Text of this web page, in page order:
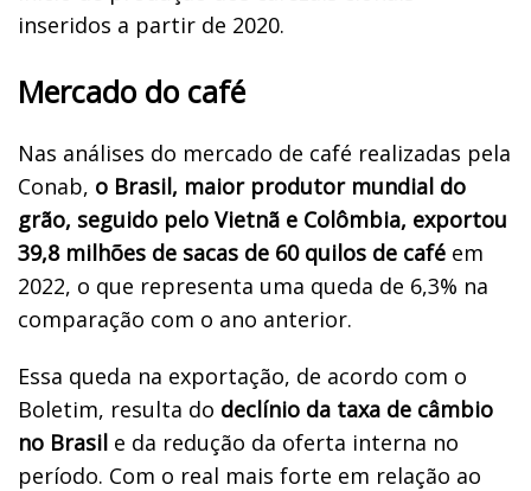
inseridos a partir de 2020.
Mercado do café
Nas análises do mercado de café realizadas pela
Conab, o Brasil, maior produtor mundial do
grão, seguido pelo Vietnã e Colômbia, exportou
39,8 milhões de sacas de 60 quilos de café em
2022, o que representa uma queda de 6,3% na
comparação com o ano anterior.
Essa queda na exportação, de acordo com o
Boletim, resulta do declínio da taxa de câmbio
no Brasil e da redução da oferta interna no
período. Com o real mais forte em relação ao